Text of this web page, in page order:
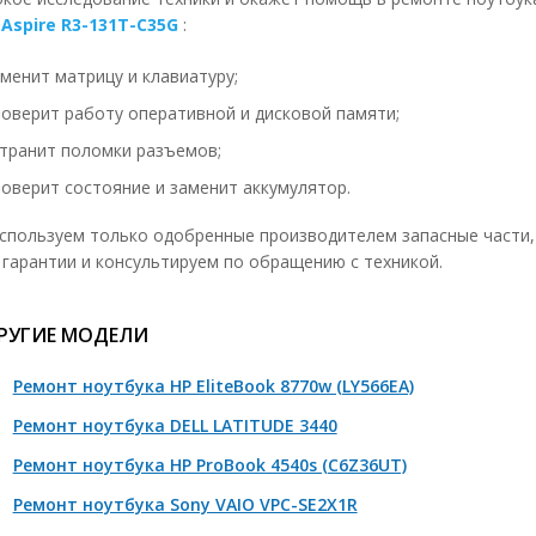
кулера
кулера
термо интерфейсов 1шт.
клавиатуры без полной разборки
топ кейса
1300
матрицы
платы подсветки (инвертор)
платы подсветки (инвертор)
лампы подсветки
светодиодной подсветки
R3-131T-C35G :
матрицу и клавиатуру;
работу оперативной и дисковой памяти;
поломки разъемов;
состояние и заменит аккумулятор.
только одобренные производителем запасные части,
и консультируем по обращению с техникой.
МОДЕЛИ
Ремонт ноутбука HP EliteBook 8770w (LY566EA)
Ремонт ноутбука DELL LATITUDE 3440
Ремонт ноутбука HP ProBook 4540s (C6Z36UT)
Ремонт ноутбука Sony VAIO VPC-SE2X1R